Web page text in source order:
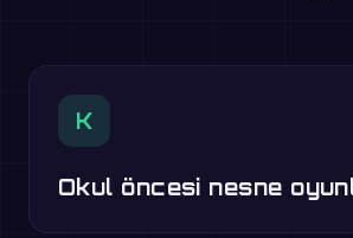
K
Okul öncesi nesne